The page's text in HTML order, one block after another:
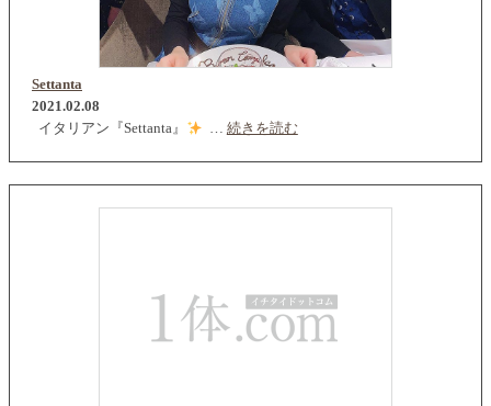
Settanta
2021.02.08
イタリアン『Settanta』
… 続きを読む